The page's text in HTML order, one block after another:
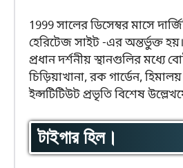
1999 সালের ডিসেম্বর মাসে
হেরিটেজ সাইট -এর অন্তর্ভুক্ত
প্রধান দর্শনীয় স্থানগুলির মধ্যে
চিড়িয়াখানা, রক গার্ডেন, হিমালয়
ইন্সটিটিউট প্রভৃতি বিশেষ
টাইগার হিল।